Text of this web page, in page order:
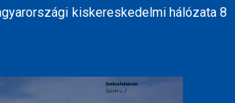
kiskereskedelmi hálózata 8